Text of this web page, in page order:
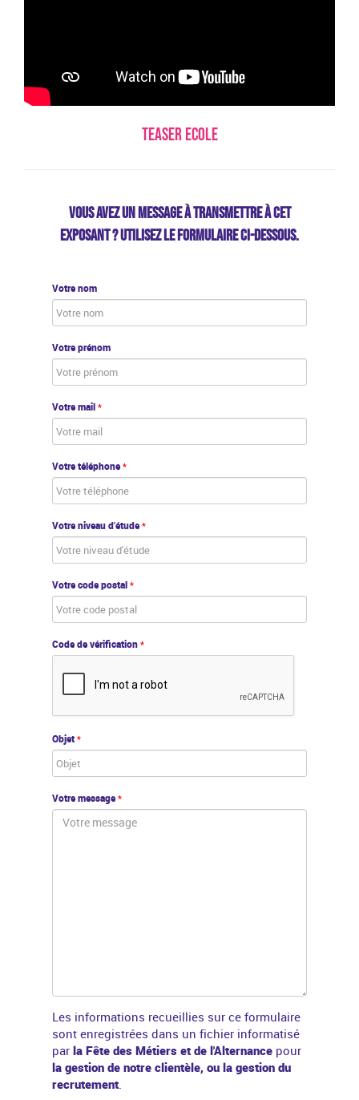
Teaser Ecole
VOUS AVEZ UN MESSAGE À TRANSMETTRE À CET
EXPOSANT ? UTILISEZ LE FORMULAIRE CI-DESSOUS.
Votre nom
Votre prénom
Votre mail *
Votre téléphone *
Votre niveau d'étude *
Votre code postal *
Code de vérification *
Objet *
Votre message *
Les informations recueillies sur ce formulaire
sont enregistrées dans un fichier informatisé
par la Fête des Métiers et de l'Alternance pour
la gestion de notre clientèle, ou la gestion du
recrutement.